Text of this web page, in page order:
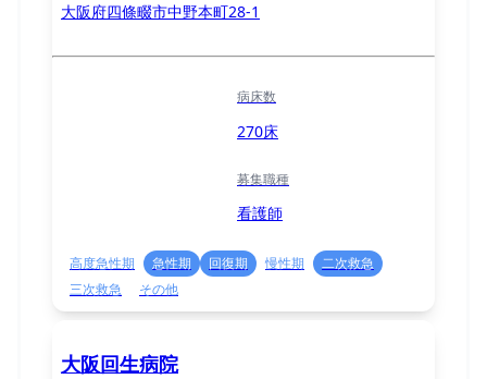
大阪府四條畷市中野本町28-1
病床数
270床
募集職種
看護師
高度急性期 急性期 回復期 慢性期
二次救急
三次救急
その他
大阪回生病院